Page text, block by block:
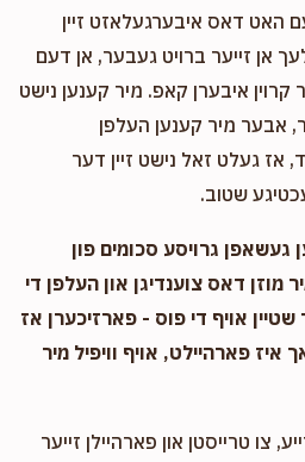
האט דאס איבערגעלאזט זיין
אן זייער ברויט געבער, אן דעם
איבערן קאפ. מיר קענען נישט
אבער מיר קענען העלפן
אז געלט זאל נישט זיין דער
שטוב.
גרויסע סכומים פון
מוזן דאס צוענדיגן און העלפן די
אויף די פוס - פארזיכערן אז
פארהיילט, אויף וויפיל מיר
צו טרייסטן און פארהיילן זייער